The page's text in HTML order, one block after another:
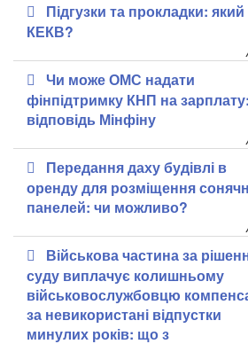
Підгузки та прокладки: який
КЕКВ?
Чи може ОМС надати
фінпідтримку КНП на зарплату:
відповідь Мінфіну
Передання даху будівлі в
оренду для розміщення
панелей: чи можливо?
Військова частина за
суду виплачує колишньому
військовослужбовцю
за невикористані відпустки
минулих років: що з